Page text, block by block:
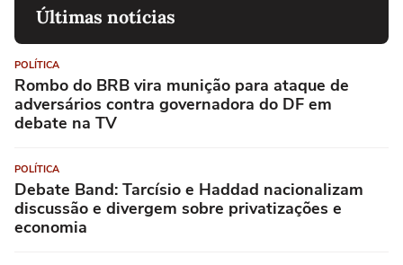
Últimas notícias
POLÍTICA
Rombo do BRB vira munição para ataque de
adversários contra governadora do DF em
debate na TV
POLÍTICA
Debate Band: Tarcísio e Haddad nacionalizam
discussão e divergem sobre privatizações e
economia